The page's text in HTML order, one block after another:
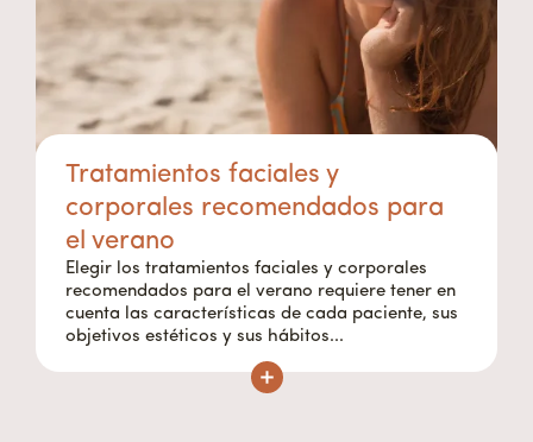
Tratamientos faciales y
corporales recomendados para
el verano
Elegir los tratamientos faciales y corporales
recomendados para el verano requiere tener en
cuenta las características de cada paciente, sus
objetivos estéticos y sus hábitos...